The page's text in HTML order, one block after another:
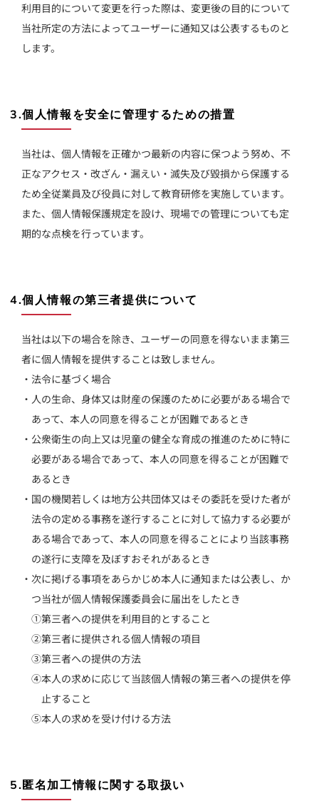
利用目的について変更を行った際は、変更後の目的について
当社所定の方法によってユーザーに通知又は公表するものと
します。
3.個人情報を安全に管理するための措置
当社は、個人情報を正確かつ最新の内容に保つよう努め、不
正なアクセス・改ざん・漏えい・滅失及び毀損から保護する
ため全従業員及び役員に対して教育研修を実施しています。
また、個人情報保護規定を設け、現場での管理についても定
期的な点検を行っています。
4.個人情報の第三者提供について
当社は以下の場合を除き、ユーザーの同意を得ないまま第三
者に個人情報を提供することは致しません。
・法令に基づく場合
・人の生命、身体又は財産の保護のために必要がある場合で
あって、本人の同意を得ることが困難であるとき
・公衆衛生の向上又は児童の健全な育成の推進のために特に
必要がある場合であって、本人の同意を得ることが困難で
あるとき
・国の機関若しくは地方公共団体又はその委託を受けた者が
法令の定める事務を遂行することに対して協力する必要が
ある場合であって、本人の同意を得ることにより当該事務
の遂行に支障を及ぼすおそれがあるとき
・次に掲げる事項をあらかじめ本人に通知または公表し、か
つ当社が個人情報保護委員会に届出をしたとき
①第三者への提供を利用目的とすること
②第三者に提供される個人情報の項目
③第三者への提供の方法
④本人の求めに応じて当該個人情報の第三者への提供を停
止すること
⑤本人の求めを受け付ける方法
5.匿名加工情報に関する取扱い